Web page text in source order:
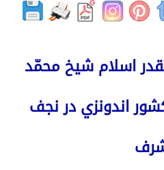
اسلام شيخ محمّد
اندونزي در نجف